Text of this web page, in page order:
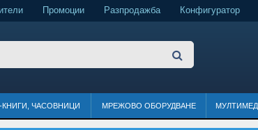
Промоции Разпродажба Конфигуратор
КНИГИ, ЧАСОВНИЦИ МРЕЖОВО ОБОРУДВАНЕ